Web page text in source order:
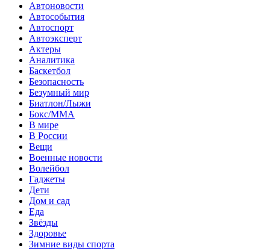
Автоновости
Автособытия
Автоспорт
Автоэксперт
Актеры
Аналитика
Баскетбол
Безопасность
Безумный мир
Биатлон/Лыжи
Бокс/MMA
В мире
В России
Вещи
Военные новости
Волейбол
Гаджеты
Дети
Дом и сад
Еда
Звёзды
Здоровье
Зимние виды спорта